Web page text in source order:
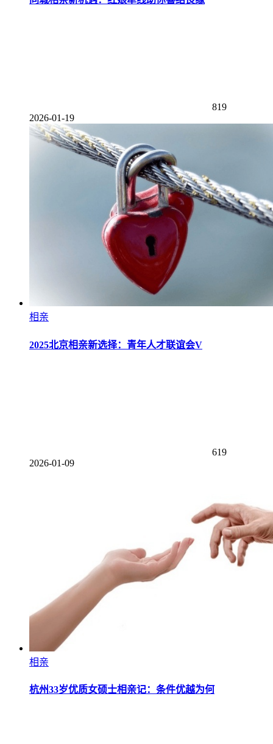
819
2026-01-19
相亲
2025北京相亲新选择：青年人才联谊会V
619
2026-01-09
相亲
杭州33岁优质女硕士相亲记：条件优越为何